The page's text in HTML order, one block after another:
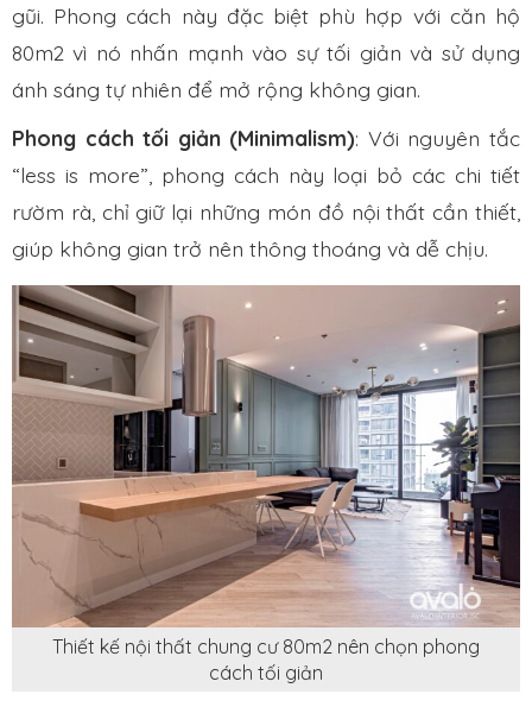
gũi. Phong cách này đặc biệt phù hợp với căn hộ
80m2 vì nó nhấn mạnh vào sự tối giản và sử dụng
ánh sáng tự nhiên để mở rộng không gian.
Phong cách tối giản (Minimalism): Với nguyên tắc
“less is more”, phong cách này loại bỏ các chi tiết
rườm rà, chỉ giữ lại những món đồ nội thất cần thiết,
giúp không gian trở nên thông thoáng và dễ chịu.
Thiết kế nội thất chung cư 80m2 nên chọn phong
cách tối giản